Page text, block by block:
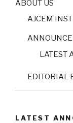
ABOUT US
AJCEM
LATEST
EDITORIAL
LATEST